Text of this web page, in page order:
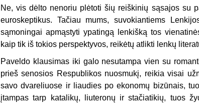
Ne, vis dėlto nenoriu plėtoti šių reiškinių sąsajos su
euroskeptikus. Tačiau mums, suvokiantiems
sąmoningai apmąstyti ypatingą lenkišką tos
kaip tik iš tokios perspektyvos, reikėtų atlikti lenkų
Paveldo klausimas iki galo nesutampa vien su
prieš senosios Respublikos nuosmukį, reikia visai
savo dvareliuose ir liaudies po ekonomų bizūnais,
įtampas tarp katalikų, liuteronų ir stačiatikių, tuos